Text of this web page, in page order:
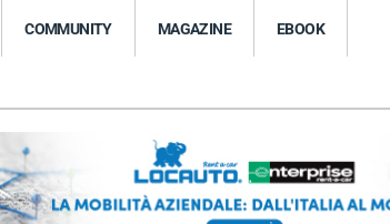
COMMUNITY MAGAZINE EBOOK